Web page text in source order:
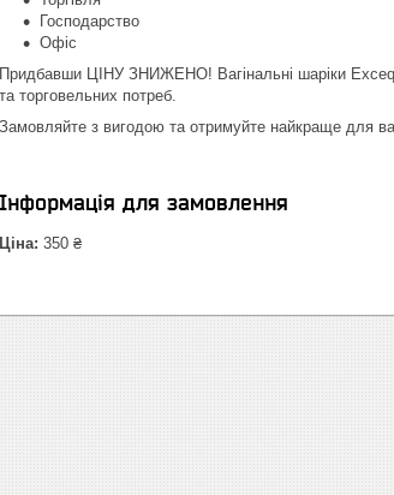
Господарство
Офіс
Придбавши ЦІНУ ЗНИЖЕНО! Вагінальні шаріки
та торговельних потреб.
Замовляйте з вигодою та отримуйте найкраще для
Інформація для замовлення
Ціна: 350 ₴